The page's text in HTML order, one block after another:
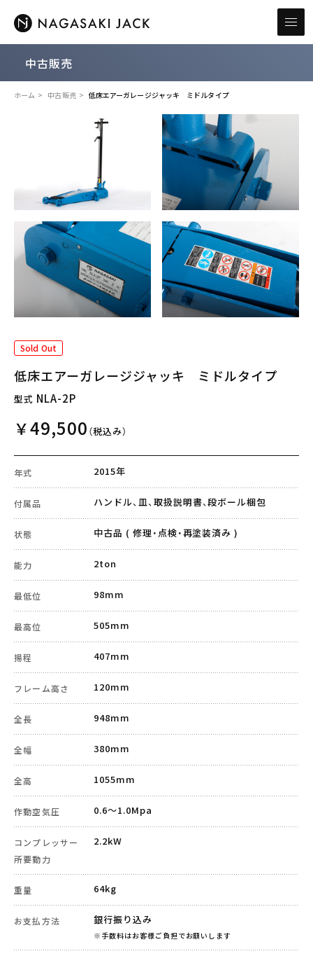
中古販売
ホーム 中古販売 低床エアーガレージジャッキ ミドルタイプ
Sold Out
低床エアーガレージジャッキ ミドルタイプ
型式 NLA-2P
￥49,500 （税込み）
年式 2015年
付属品 ハンドル、皿、取扱説明書、段ボール梱包
状態 中古品 ( 修理・点検・再塗装済み )
能力 2ton
最低位 98mm
最高位 505mm
揚程 407mm
フレーム高さ 120mm
全長 948mm
全幅 380mm
全高 1055mm
作動空気圧 0.6～1.0Mpa
コンプレッサー
所要動力
2.2kW
重量 64kg
お支払方法 銀行振り込み
※手数料はお客様ご負担でお願いします